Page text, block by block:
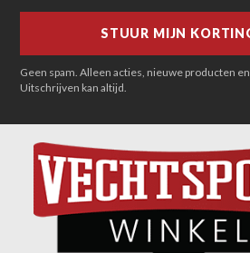
Geen spam. Alleen acties, nieuwe producten
Uitschrijven kan altijd.